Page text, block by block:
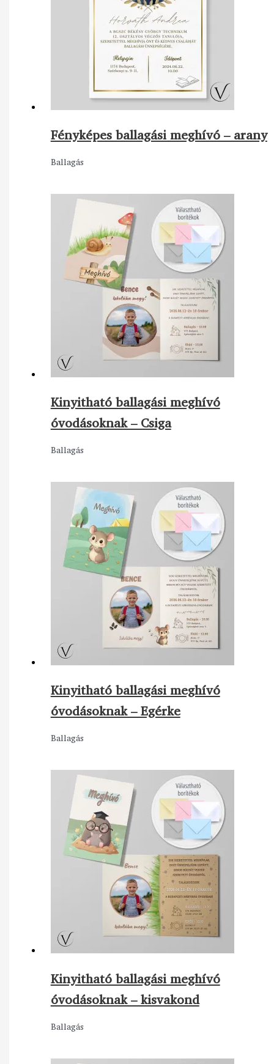
Fényképes ballagási meghívó – arany
Ballagás
Kinyitható ballagási meghívó
óvodásoknak – Csiga
Ballagás
Kinyitható ballagási meghívó
óvodásoknak – Egérke
Ballagás
Kinyitható ballagási meghívó
óvodásoknak – kisvakond
Ballagás